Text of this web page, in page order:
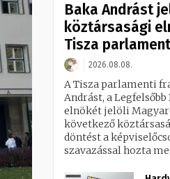
Baka Andrást
köztársasági
Tisza
2026.08.08.
A Tisza parlamenti
Andrást, a
elnökét jelöli
következő
döntést a
szavazással hozta